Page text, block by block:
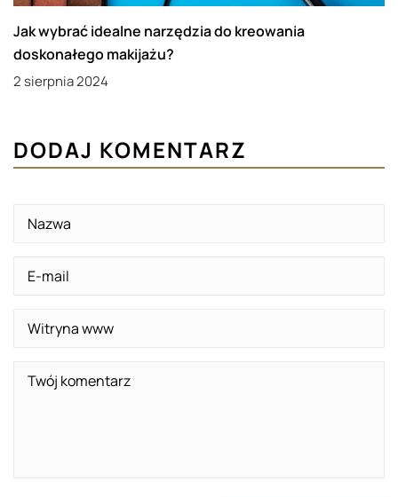
Jak wybrać idealne narzędzia do kreowania
doskonałego makijażu?
2 sierpnia 2024
DODAJ KOMENTARZ